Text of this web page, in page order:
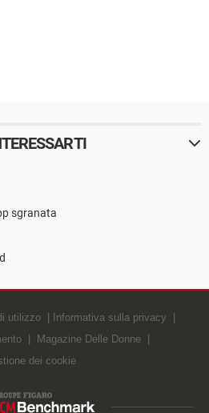
sgranata
utilizzo
Informativa sulla privacy
Magazine Delle Donne
dei cookie